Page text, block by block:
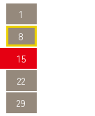
1
8
15
22
29